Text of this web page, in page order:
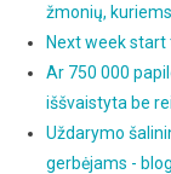
žmonių,
Next week
Ar 750 000
iššvaistyta be
Uždarymo
gerbėjams -